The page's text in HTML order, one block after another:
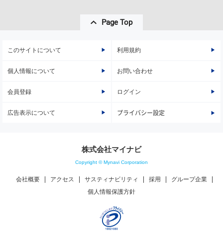
Page Top
このサイトについて 利用規約
個人情報について お問い合わせ
会員登録 ログイン
広告表示について プライバシー設定
株式会社マイナビ
Copyright © Mynavi Corporation
会社概要 アクセス サスティナビリティ 採用
グループ企業
個人情報保護方針